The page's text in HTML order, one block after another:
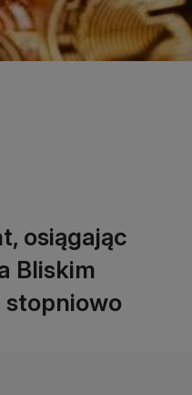
osiągając
Bliskim
stopniowo